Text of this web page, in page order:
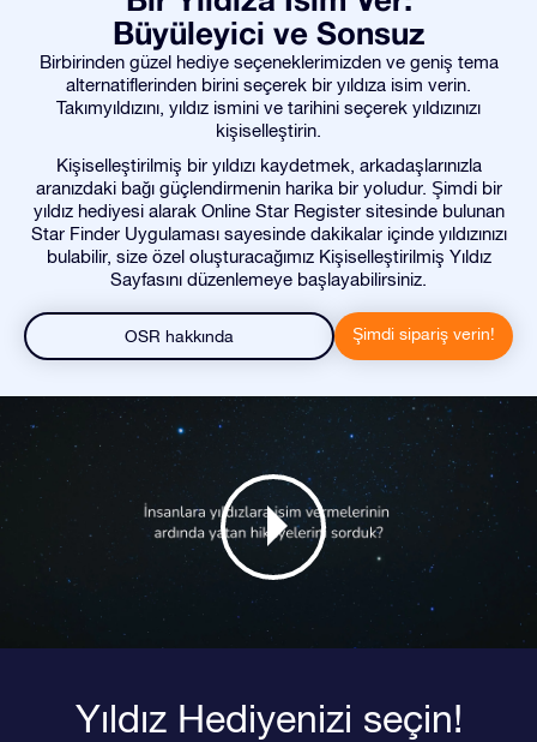
Büyüleyici ve Sonsuz
Birbirinden güzel hediye seçeneklerimizden ve geniş tema
alternatiflerinden birini seçerek bir yıldıza isim verin.
Takımyıldızını, yıldız ismini ve tarihini seçerek yıldızınızı
kişiselleştirin.
Kişiselleştirilmiş bir yıldızı kaydetmek, arkadaşlarınızla
aranızdaki bağı güçlendirmenin harika bir yoludur. Şimdi bir
yıldız hediyesi alarak Online Star Register sitesinde bulunan
Star Finder Uygulaması sayesinde dakikalar içinde yıldızınızı
bulabilir, size özel oluşturacağımız Kişiselleştirilmiş Yıldız
Sayfasını düzenlemeye başlayabilirsiniz.
OSR hakkında Şimdi sipariş verin!
Yıldız Hediyenizi seçin!